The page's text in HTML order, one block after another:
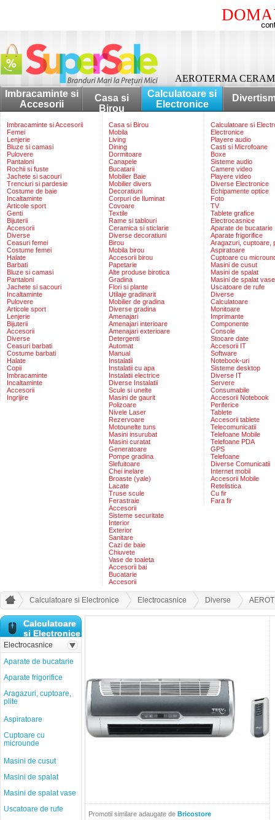
AEROTERMA
Imbracaminte si
Accesorii
Casa si
Birou
Calculatoare si
Electronice
Imbracaminte si Accesorii
Femei
Lenjerie
Bluze si camasi
Pulovere
Pantaloni
Rochii si fuste
Jachete si sacouri
Trenciuri si pardesie
Costume de baie
Incaltaminte
Articole sport
Genti
Bijuterii
Accesorii
Diverse
Ceasuri femei
Costume femei
Halate
Barbati
Bluze si camasi
Pantaloni
Jachete si sacouri
Incaltaminte
Pulovere
Articole sport
Lenjerie
Bijuterii
Accesorii
Diverse
Ceasuri barbati
Costume barbati
Halate
Copii
Imbracaminte
Incaltaminte
Accesorii
Ingrijire
Casa si Birou
Mobila
Living
Dining
Dormitoare
Canapele
Bucatarii
Mobilier Baie
Mobilier divers
Decoratiuni
Corpuri de Iluminat
Covoare
Textile
Rame si tablouri
Ceramica si sticlarie
Diverse decoratiuni
Birou
Mobila birou
Accesorii birou
Papetarie
Alte produse birotica
Gradina
Flori si plante
Utilaje gradinarit
Mobilier de gradina
Diverse gradina
Amenajari
Amenajari interioare
Amenajari exterioare
Detergenti
Automat
Manual
Instalatii
Instalatii cu apa
Instalatii electrice
Diverse Instalatii
Scule si unelte
Masini de gaurit
Polizoare
Nivele Laser
Rezervoare
Motounelte tuns
Masini insurubat
Masini curatat
Generatoare
Pompe gradina
Slefuitoare
Chei inelare
Broaste (yale)
Lacate
Truse scule
Ferastraie
Accesorii
Sisteme securitate
Interior
Exterior
Sanitare
Cazi de baie
Chiuvete
Vase de toaleta
Accesorii bai
Bucatarie
Accesorii
Calculatoare si
Electronice
Playere audio
Casti si Microfoane
Boxe
Sisteme audio
Camere video
Playere video
Diverse Electronice
Echipamente optice
Foto
TV
Tablete grafice
Electrocasnice
Aparate de bucatarie
Aparate frigorifice
Aragazuri, cuptoare,
Aspiratoare
Cuptoare cu
Masini de cusut
Masini de spalat
Masini de spalat vase
Uscatoare de rufe
Diverse
Calculatoare
Monitoare
Imprimante
Componente
Console
Stocare date
Accesorii IT
Software
Notebook-uri
Sisteme desktop
Diverse IT
Servere
Consumabile
Accesorii Notebook
Periferice
Tablete
Accesorii tablete
Telecomunicatii
Telefoane Mobile
Telefoane PDA
GPS
Telefoane
Diverse Comunicatii
Internet mobil
Accesorii Mobile
Retelistica
Cu fir
Fara fir
Calculatoare si Electronice Electrocasnice Diverse
Promotii similare adaugate de Bricostore
Calculatoare
si Electronice
Electrocasnice
Aparate de bucatarie
Aparate frigorifice
Aragazuri, cuptoare,
plite
Aspiratoare
Cuptoare cu
microunde
Masini de cusut
Masini de spalat
Masini de spalat vase
Uscatoare de rufe